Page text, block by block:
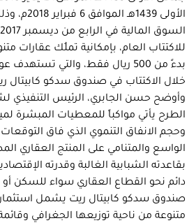
الأولى
للاكتتاب العام، بإمكانية تملُك عقارات
بدءً من 500 ريال فقط، والتي
خلال الاكتتاب في صندوق سدكو كابيتال
وأوضح حسن الجابري، الرئيس التنفيذي
وحجم الانفاق التنموي الذي فاق
الواسع والمتنامي على المنتج العقاري
بقاعدته الشبابية الغالبة وقدرته
دائم نحو القطاع العقاري سواء للسكن أو
صندوق سدكو كابيتال ريت يشمل
متنوعة من ناحية توزيعها الجغرافي